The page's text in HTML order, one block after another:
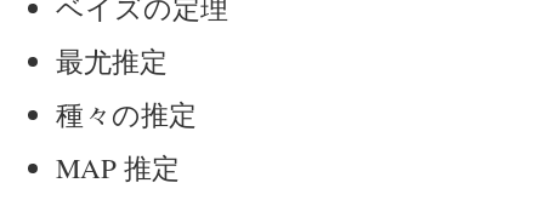
ベイズの定理
最尤推定
種々の推定
MAP 推定